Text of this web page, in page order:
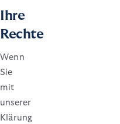
Ihre
Rechte
Wenn
Sie
mit
unserer
Klärung